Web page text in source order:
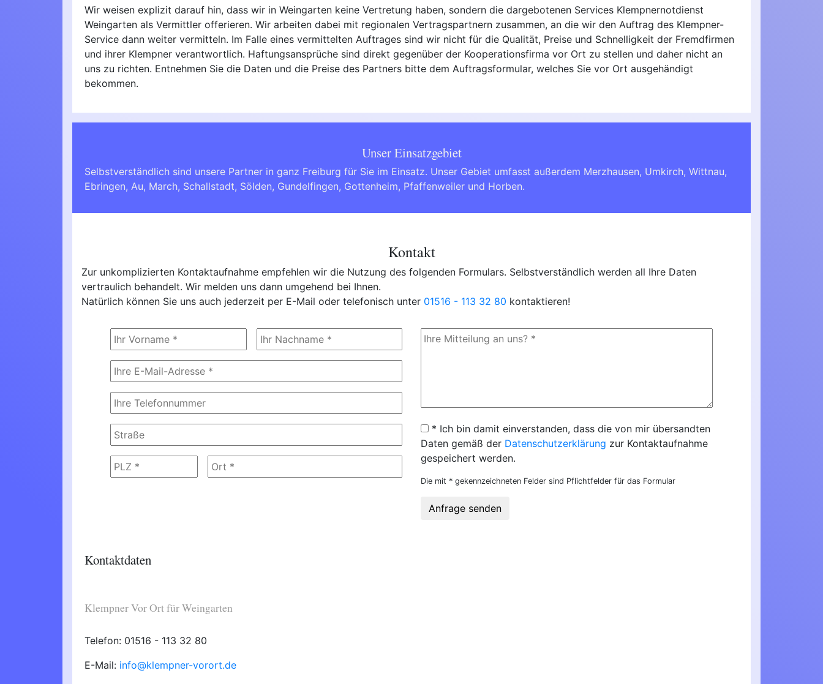
Wir weisen explizit darauf hin, dass wir in Weingarten keine Vertretung haben, sondern die dargebotenen Services Klempnernotdienst
Weingarten als Vermittler offerieren. Wir arbeiten dabei mit regionalen Vertragspartnern zusammen, an die wir den Auftrag des Klempner-
Service dann weiter vermitteln. Im Falle eines vermittelten Auftrages sind wir nicht für die Qualität, Preise und Schnelligkeit der Fremdfirmen
und ihrer Klempner verantwortlich. Haftungsansprüche sind direkt gegenüber der Kooperationsfirma vor Ort zu stellen und daher nicht an
uns zu richten. Entnehmen Sie die Daten und die Preise des Partners bitte dem Auftragsformular, welches Sie vor Ort ausgehändigt
bekommen.
Unser Einsatzgebiet
Selbstverständlich sind unsere Partner in ganz Freiburg für Sie im Einsatz. Unser Gebiet umfasst außerdem Merzhausen, Umkirch, Wittnau,
Ebringen, Au, March, Schallstadt, Sölden, Gundelfingen, Gottenheim, Pfaffenweiler und Horben.
Kontakt
Zur unkomplizierten Kontaktaufnahme empfehlen wir die Nutzung des folgenden Formulars. Selbstverständlich werden all Ihre Daten
vertraulich behandelt. Wir melden uns dann umgehend bei Ihnen.
Natürlich können Sie uns auch jederzeit per E-Mail oder telefonisch unter 01516 - 113 32 80 kontaktieren!
* Ich bin damit einverstanden, dass die von mir übersandten
Daten gemäß der Datenschutzerklärung zur Kontaktaufnahme
gespeichert werden.
Die mit * gekennzeichneten Felder sind Pflichtfelder für das Formular
Anfrage senden
Kontaktdaten
Klempner Vor Ort für Weingarten
Telefon: 01516 - 113 32 80
E-Mail: info@klempner-vorort.de